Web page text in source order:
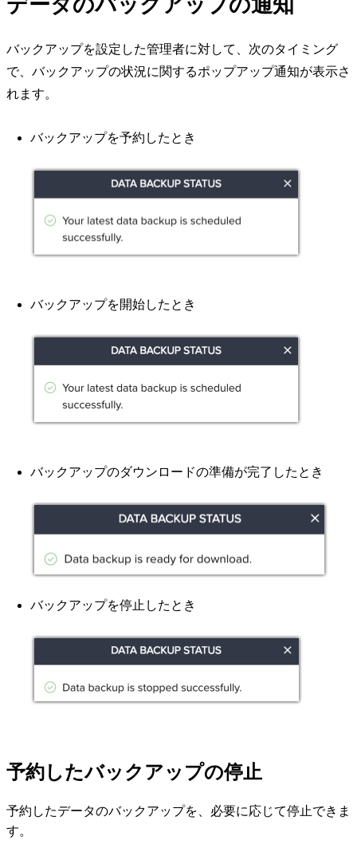
データのバックアップの通知
バックアップを設定した管理者に対して、次のタイミング
で、バックアップの状況に関するポップアップ通知が表示さ
れます。
バックアップを予約したとき
バックアップを開始したとき
バックアップのダウンロードの準備が完了したとき
バックアップを停止したとき
予約したバックアップの停止
予約したデータのバックアップを、必要に応じて停止できま
す。